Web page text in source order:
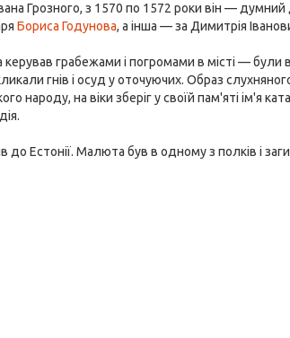
Грозного, з 1570 по 1572 роки він —
Бориса Годунова, а інша — за Димитрія
грабежами і погромами в місті — були
гнів і осуд у оточуючих. Образ
народу, на віки зберіг у своїй пам'яті ім'я
до Естонії. Малюта був в одному з полків і